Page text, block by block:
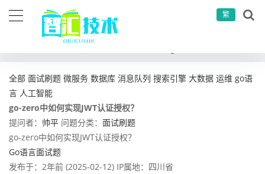
繁
全部 面试刷题 微服务 数据库 消息队列 搜索引擎 大数据 运维 go语
言 人工智能
go-zero中如何实现JWT认证授权？
提问者： 帅平 问题分类： 面试刷题
go-zero中如何实现JWT认证授权？
Go语言面试题
发布于：2年前 (2025-02-12) IP属地：四川省